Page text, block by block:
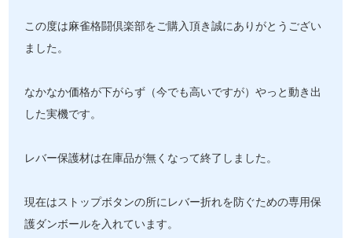
この度は麻雀格闘倶楽部をご購入頂き誠にありがとうござい
ました。
なかなか価格が下がらず（今でも高いですが）やっと動き出
した実機です。
レバー保護材は在庫品が無くなって終了しました。
現在はストップボタンの所にレバー折れを防ぐための専用保
護ダンボールを入れています。